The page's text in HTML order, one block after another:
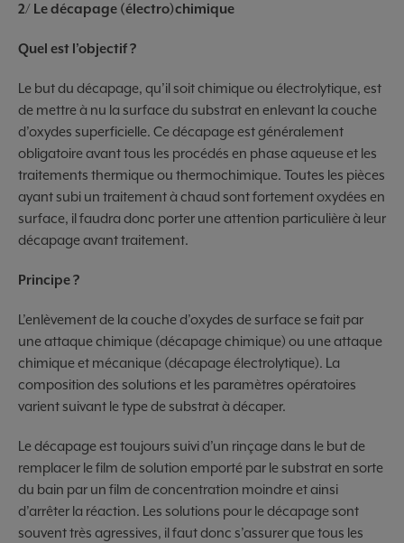
2/ Le décapage (électro)chimique
Quel est l’objectif ?
Le but du décapage, qu’il soit chimique ou électrolytique, est
de mettre à nu la surface du substrat en enlevant la couche
d’oxydes superficielle. Ce décapage est généralement
obligatoire avant tous les procédés en phase aqueuse et les
traitements thermique ou thermochimique. Toutes les pièces
ayant subi un traitement à chaud sont fortement oxydées en
surface, il faudra donc porter une attention particulière à leur
décapage avant traitement.
Principe ?
L’enlèvement de la couche d’oxydes de surface se fait par
une attaque chimique (décapage chimique) ou une attaque
chimique et mécanique (décapage électrolytique). La
composition des solutions et les paramètres opératoires
varient suivant le type de substrat à décaper.
Le décapage est toujours suivi d’un rinçage dans le but de
remplacer le film de solution emporté par le substrat en sorte
du bain par un film de concentration moindre et ainsi
d’arrêter la réaction. Les solutions pour le décapage sont
souvent très agressives, il faut donc s’assurer que tous les